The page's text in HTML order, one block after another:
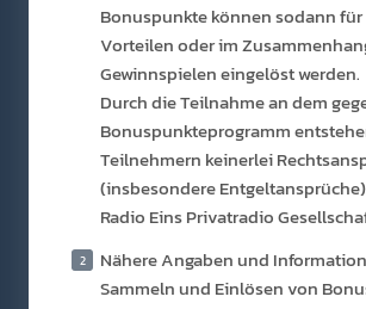
Bonuspunkte können sodann
Vorteilen oder im
Gewinnspielen eingelöst werden.
Durch die Teilnahme an dem
Bonuspunkteprogramm
Teilnehmern keinerlei
(insbesondere
Radio Eins Privatradio
Nähere Angaben und
Sammeln und Einlösen von